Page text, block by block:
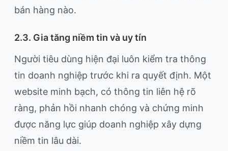
bán hàng nào.
2.3. Gia tăng niềm tin và uy tín
Người tiêu dùng hiện đại luôn kiểm tra thông
tin doanh nghiệp trước khi ra quyết định. Một
website minh bạch, có thông tin liên hệ rõ
ràng, phản hồi nhanh chóng và chứng minh
được năng lực giúp doanh nghiệp xây dựng
niềm tin lâu dài.